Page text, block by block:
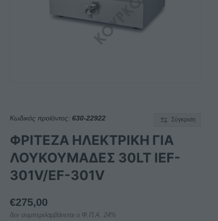
Κωδικός προϊόντος: 630-22922 Σύγκριση
ΦΡΙΤΕΖΑ ΗΛΕΚΤΡΙΚΗ ΓΙΑ
ΛΟΥΚΟΥΜΑΔΕΣ 30LT IEF-
301V/EF-301V
€275,00
δεν συμπεριλαμβάνεται ο Φ.Π.Α. 24%